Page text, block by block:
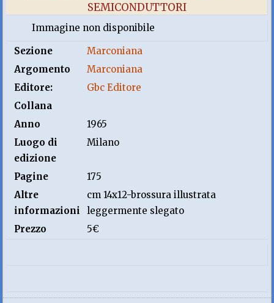
SEMICONDUTTORI
Immagine non disponibile
Sezione
Marconiana
Argomento
Marconiana
Editore:
Gbc Editore
Collana
Anno
1965
Luogo di
edizione
Milano
Pagine
175
Altre
informazioni
cm 14x12-brossura illustrata
leggermente slegato
Prezzo
5€